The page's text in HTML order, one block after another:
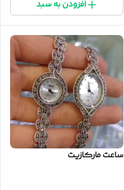
افزودن به سبد
ساعت مارکازیت